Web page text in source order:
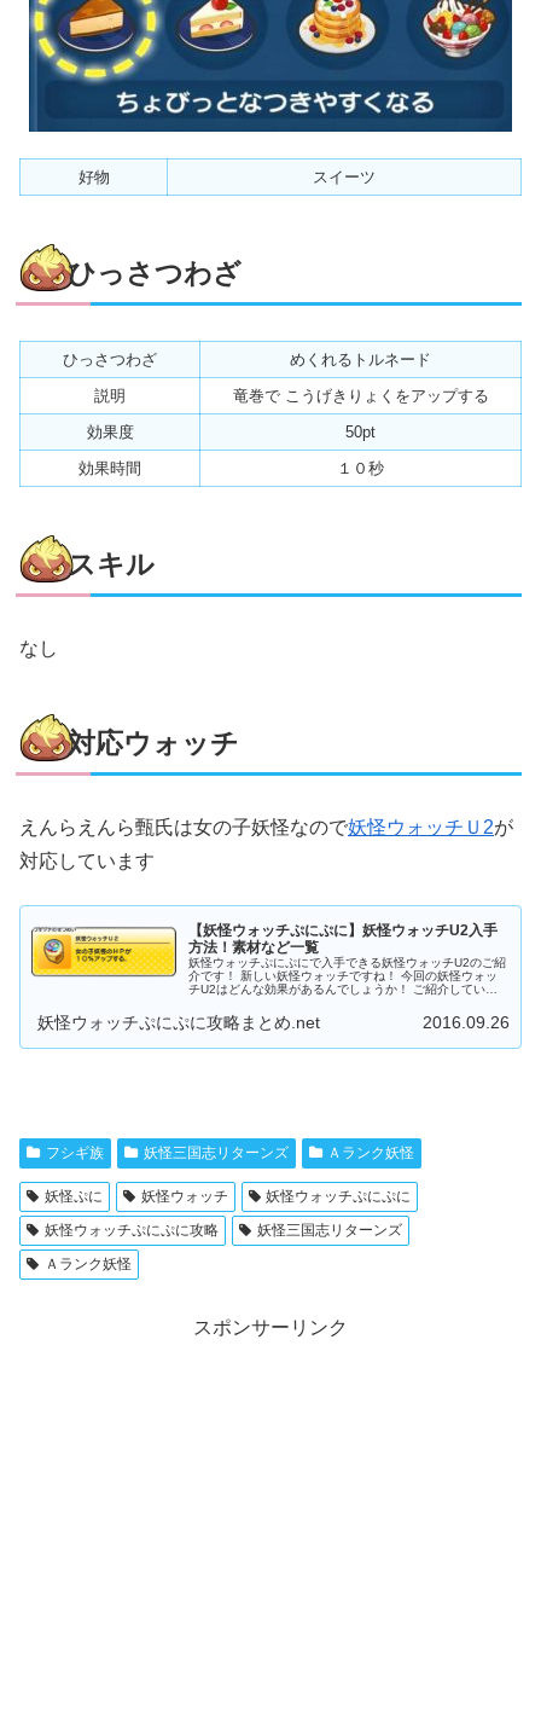
好物 スイーツ
ひっさつわざ
ひっさつわざ
めくれるトルネード
説明
竜巻で こうげきりょくをアップする
効果度
50pt
効果時間
１０秒
スキル
なし
対応ウォッチ
えんらえんら甄氏は女の子妖怪なので妖怪ウォッチＵ2が
対応しています
【妖怪ウォッチぷにぷに】妖怪ウォッチU2入手
方法！素材など一覧
妖怪ウォッチぷにぷにで入手できる妖怪ウォッチU2のご紹
介です！ 新しい妖怪ウォッチですね！ 今回の妖怪ウォッ
チU2はどんな効果があるんでしょうか！ ご紹介していき
妖怪ウォッチぷにぷに攻略まとめ.net 2016.09.26
フシギ族 妖怪三国志リターンズ Ａランク妖怪
妖怪ぷに 妖怪ウォッチ
妖怪ウォッチぷにぷに
妖怪ウォッチぷにぷに攻略
妖怪三国志リターンズ
Ａランク妖怪
スポンサーリンク